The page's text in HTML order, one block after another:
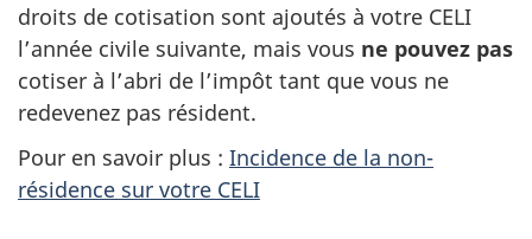
droits de cotisation sont ajoutés à votre CELI
l’année civile suivante, mais vous ne pouvez pas
cotiser à l’abri de l’impôt tant que vous ne
redevenez pas résident.
Pour en savoir plus : Incidence de la non-
résidence sur votre CELI